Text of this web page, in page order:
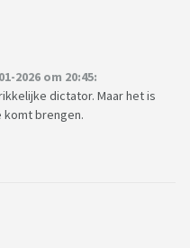
2026 om 20:45:
dictator. Maar het is
komt brengen.